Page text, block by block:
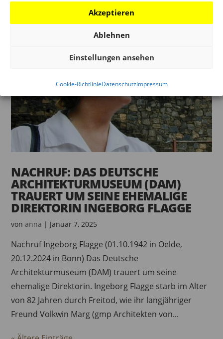
Akzeptieren
Ablehnen
Einstellungen ansehen
Cookie-RichtlinieDatenschutzImpressum
NACHRUF: DAS DEUTSCHE
ARCHITEKTURMUSEUM (DAM)
TRAUERT UM SEINE EHEMALIGE
DIREKTORIN INGEBORG FLAGGE
vonanna | Januar 7, 2025
Nachruf Ingeborg Flagge (01.10.1942 in Oelde,
20.12.2024 in Bonn) Das Deutsche
Architekturmuseum (DAM) trauert um seine
ehemalige Direktorin. Ingeborg Flagge starb im Alter
von 82 Jahren durch Freitod, wie ihr langjähriger
Freund Volkwin Marg (gmp Architekten von...